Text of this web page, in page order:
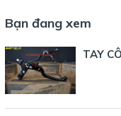
Tính năng nổi bật
✅CNC nguyên khối:
✅Hành trình côn dễ
người
Bạn đang xem
TAY